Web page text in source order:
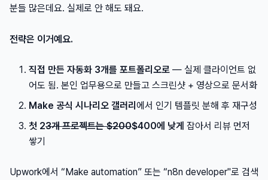
분들 많은데요. 실제로 안 해도 돼요.
전략은 이거예요.
직접 만든 자동화 3개를 포트폴리오로 — 실제 클라이언트 없
어도 됨. 본인 업무용으로 만들고 스크린샷 + 영상으로 문서화
Make 공식 시나리오 갤러리 에서 인기 템플릿 분해 후 재구성
첫 23개 프로젝트는 $200$400에 낮게 잡아서 리뷰 먼저
쌓기
Upwork에서 “Make automation” 또는 “n8n developer"로 검색